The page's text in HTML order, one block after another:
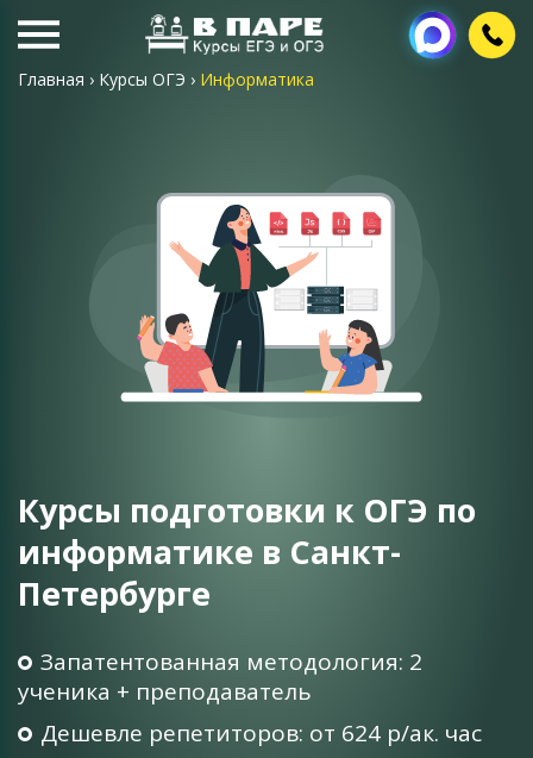
Главная › Курсы ОГЭ › Информатика
Курсы подготовки к ОГЭ по
информатике в Санкт-
Петербурге
Запатентованная методология: 2
ученика + преподаватель
Дешевле репетиторов: от 624 р/ак. час